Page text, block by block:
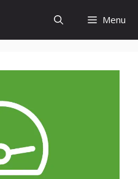
Menu